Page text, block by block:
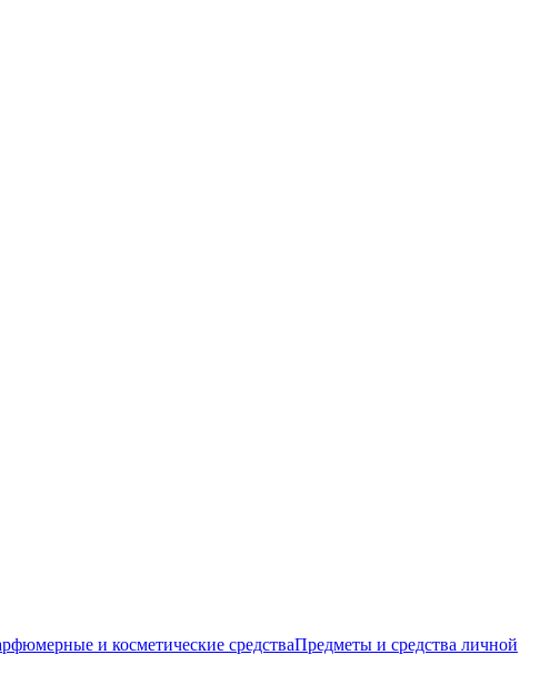
и косметические средстваПредметы и средства личной